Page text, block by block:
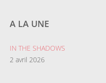
A LA UNE
IN THE SHADOWS
2 avril 2026